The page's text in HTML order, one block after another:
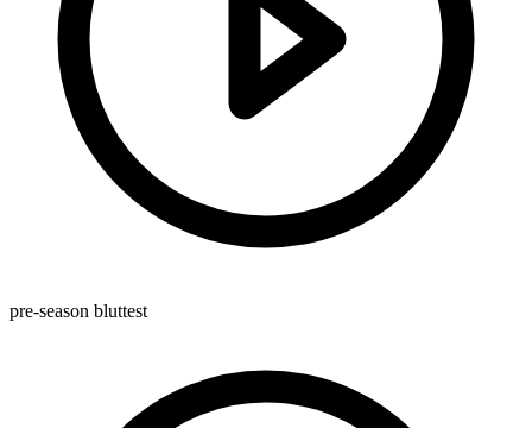
pre-season bluttest